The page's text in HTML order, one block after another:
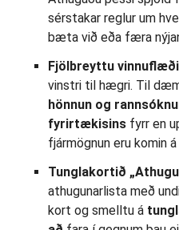
sérstakar reglur um
bæta við eða færa
Fjölbreyttu
vinstri til hægri. Til
hönnun og
fyrirtækisins fyrr en
fjármögnun eru komin
Tunglakortið
athugunarlista með
kort og smelltu á